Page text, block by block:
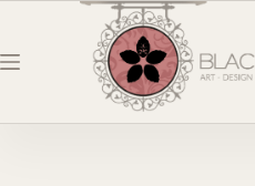
trpgettextoriginal=1980#!trpen#Skip
content#!trpst#/trp-
gettext#!trpen#